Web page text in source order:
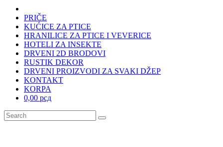
PRIČE
KUĆICE ZA PTICE
HRANILICE ZA PTICE I VEVERICE
HOTELI ZA INSEKTE
DRVENI 2D BRODOVI
RUSTIK DEKOR
DRVENI PROIZVODI ZA SVAKI DŽEP
KONTAKT
KORPA
0,00 рсд